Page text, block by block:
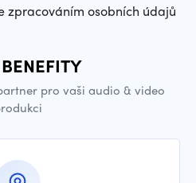
zpracováním osobních údajů
pro vaši audio & video